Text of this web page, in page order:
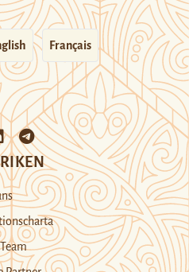
Français